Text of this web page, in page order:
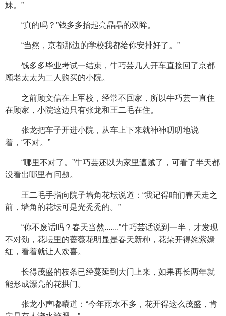
妹。”
“真的吗？”钱多多抬起亮晶晶的双眸。
“当然，京都那边的学校我都给你安排好了。”
钱多多毕业考试一结束，牛巧芸几人开车直接回了京都
顾老太太为二人购买的小院。
之前顾文信在上军校，经常不回家，所以牛巧芸一直住
在顾家，小院这边只有张龙和王二毛在住。
张龙把车子开进小院，从车上下来就神神叨叨地说
着，“不对。”
“哪里不对了。”牛巧芸还以为家里遭贼了，可看了半天都
没看出哪里有问题。
王二毛手指向院子墙角花坛说道：“我记得咱们春天走之
前，墙角的花坛可是光秃秃的。”
“你不废话吗？春天当然.......”牛巧芸话说到一半，才发现
不对劲，花坛里的蔷薇花明显是春天新种，花朵开得姹紫嫣
红，看着就让人欢喜。
长得茂盛的枝条已经蔓延到大门上来，如果再长两年就
能形成漂亮的花拱门。
张龙小声嘟囔道：“今年雨水不多，花开得这么茂盛，肯